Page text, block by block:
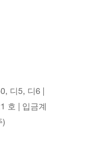
디5, 디6 |
호 | 입금계
)